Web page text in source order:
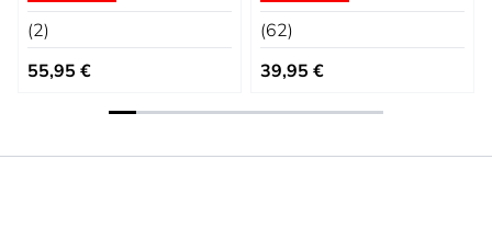
(2)
Prezzo speciale
55,95 €
(62)
Prezzo speciale
39,95 €